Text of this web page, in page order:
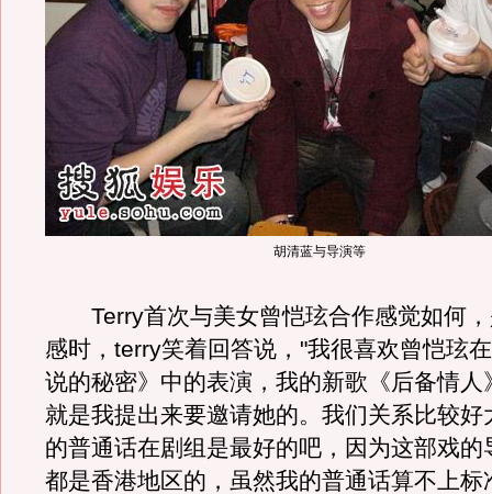
胡清蓝与导演等
Terry首次与美女曾恺玹合作感觉如何，
感时，terry笑着回答说，"我很喜欢曾恺玹
说的秘密》中的表演，我的新歌《后备情人
就是我提出来要邀请她的。我们关系比较好
的普通话在剧组是最好的吧，因为这部戏的
都是香港地区的，虽然我的普通话算不上标